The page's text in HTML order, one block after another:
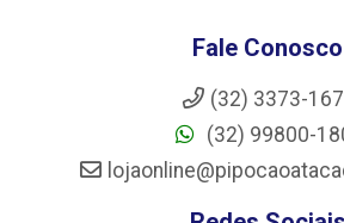
Fale Conosco
(32) 3373-
(32) 99800-